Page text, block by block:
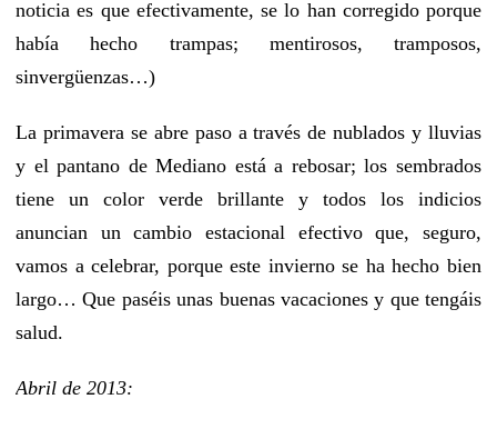
noticia es que efectivamente, se lo han corregido porque
había hecho trampas; mentirosos, tramposos,
sinvergüenzas…)
La primavera se abre paso a través de nublados y lluvias
y el pantano de Mediano está a rebosar; los sembrados
tiene un color verde brillante y todos los indicios
anuncian un cambio estacional efectivo que, seguro,
vamos a celebrar, porque este invierno se ha hecho bien
largo… Que paséis unas buenas vacaciones y que tengáis
salud.
Abril de 2013: